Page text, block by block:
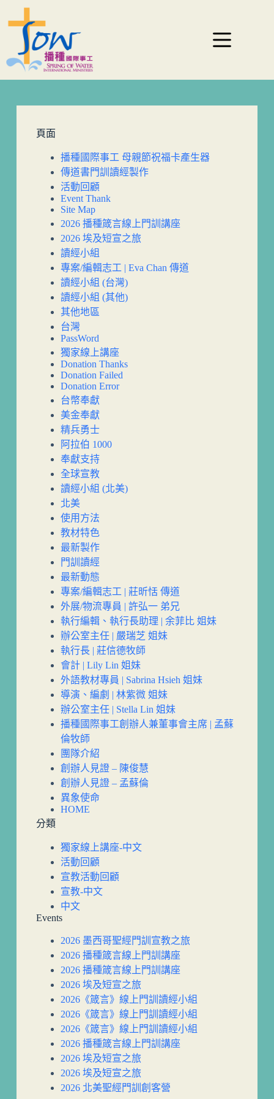
頁面
播種國際事工 母親節祝福卡產生器
傳道書門訓讀經製作
活動回顧
Event Thank
Site Map
2026 播種箴言線上門訓講座
2026 埃及短宣之旅
讀經小組
專案/編輯志工 | Eva Chan 傳道
讀經小組 (台灣)
讀經小組 (其他)
其他地區
台灣
PassWord
獨家線上講座
Donation Thanks
Donation Failed
Donation Error
台幣奉獻
美金奉獻
精兵勇士
阿拉伯 1000
奉獻支持
全球宣教
讀經小組 (北美)
北美
使用方法
教材特色
最新製作
門訓讀經
最新動態
專案/編輯志工 | 莊昕恬 傳道
外展/物流專員 | 許弘一 弟兄
執行編輯、執行長助理 | 余菲比 姐妹
辦公室主任 | 嚴瑞芝 姐妹
執行長 | 莊信德牧師
會計 | Lily Lin 姐妹
外語教材專員 | Sabrina Hsieh 姐妹
導演、編劇 | 林紫微 姐妹
辦公室主任 | Stella Lin 姐妹
播種國際事工創辦人兼董事會主席 | 孟蘇
倫牧師
團隊介紹
創辦人見證 – 陳俊慧
創辦人見證 – 孟蘇倫
異象使命
HOME
分類
獨家線上講座-中文
活動回顧
宣教活動回顧
宣教-中文
中文
Events
2026 墨西哥聖經門訓宣教之旅
2026 播種箴言線上門訓講座
2026 播種箴言線上門訓講座
2026 埃及短宣之旅
2026《箴言》線上門訓讀經小組
2026《箴言》線上門訓讀經小組
2026《箴言》線上門訓讀經小組
2026 播種箴言線上門訓講座
2026 埃及短宣之旅
2026 埃及短宣之旅
2026 北美聖經門訓創客營